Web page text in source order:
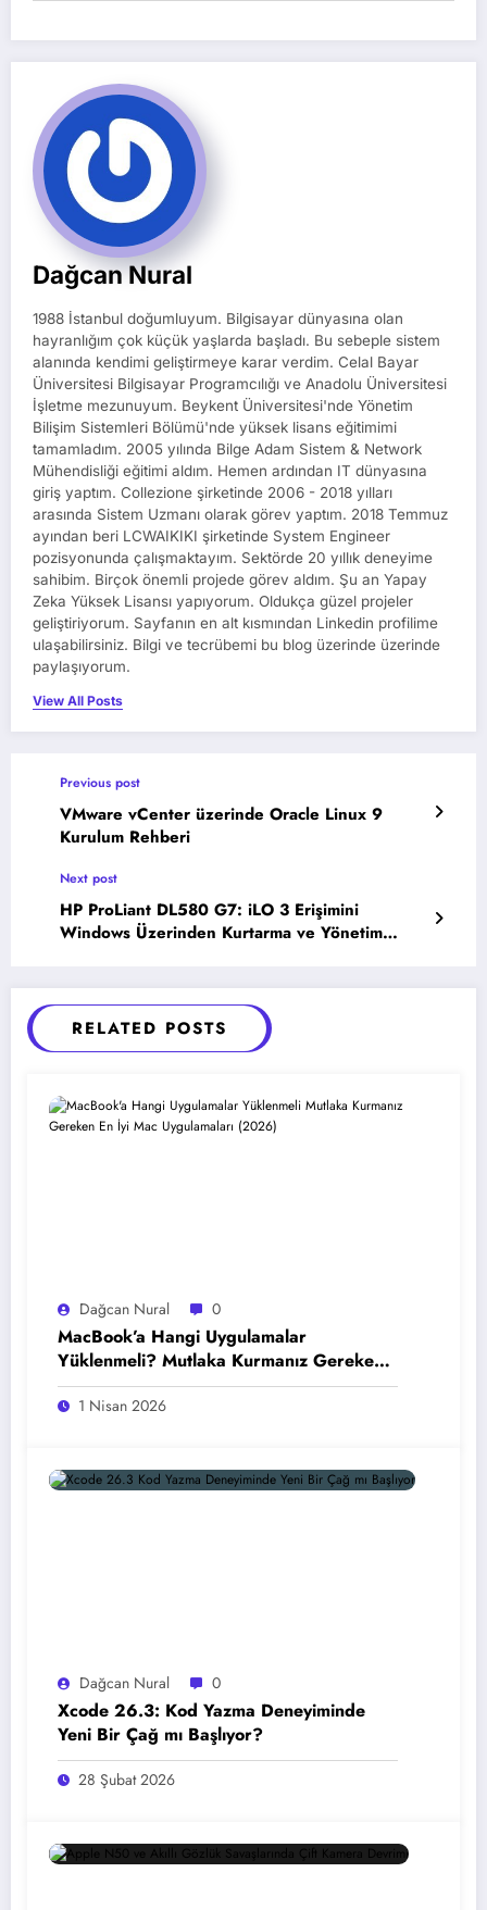
Dağcan Nural
1988 İstanbul doğumluyum. Bilgisayar dünyasına olan
hayranlığım çok küçük yaşlarda başladı. Bu sebeple sistem
alanında kendimi geliştirmeye karar verdim. Celal Bayar
Üniversitesi Bilgisayar Programcılığı ve Anadolu Üniversitesi
İşletme mezunuyum. Beykent Üniversitesi'nde Yönetim
Bilişim Sistemleri Bölümü'nde yüksek lisans eğitimimi
tamamladım. 2005 yılında Bilge Adam Sistem & Network
Mühendisliği eğitimi aldım. Hemen ardından IT dünyasına
giriş yaptım. Collezione şirketinde 2006 - 2018 yılları
arasında Sistem Uzmanı olarak görev yaptım. 2018 Temmuz
ayından beri LCWAIKIKI şirketinde System Engineer
pozisyonunda çalışmaktayım. Sektörde 20 yıllık deneyime
sahibim. Birçok önemli projede görev aldım. Şu an Yapay
Zeka Yüksek Lisansı yapıyorum. Oldukça güzel projeler
geliştiriyorum. Sayfanın en alt kısmından Linkedin profilime
ulaşabilirsiniz. Bilgi ve tecrübemi bu blog üzerinde üzerinde
paylaşıyorum.
View All Posts
Previous post
VMware vCenter üzerinde Oracle Linux 9
Kurulum Rehberi
Next post
HP ProLiant DL580 G7: iLO 3 Erişimini
Windows Üzerinden Kurtarma ve Yönetim
RELATED POSTS
Dağcan Nural 0
MacBook’a Hangi Uygulamalar
Yüklenmeli? Mutlaka Kurmanız Gereken
En İyi Mac Uygulamaları (2026)
1 Nisan 2026
Dağcan Nural 0
Xcode 26.3: Kod Yazma Deneyiminde
Yeni Bir Çağ mı Başlıyor?
28 Şubat 2026